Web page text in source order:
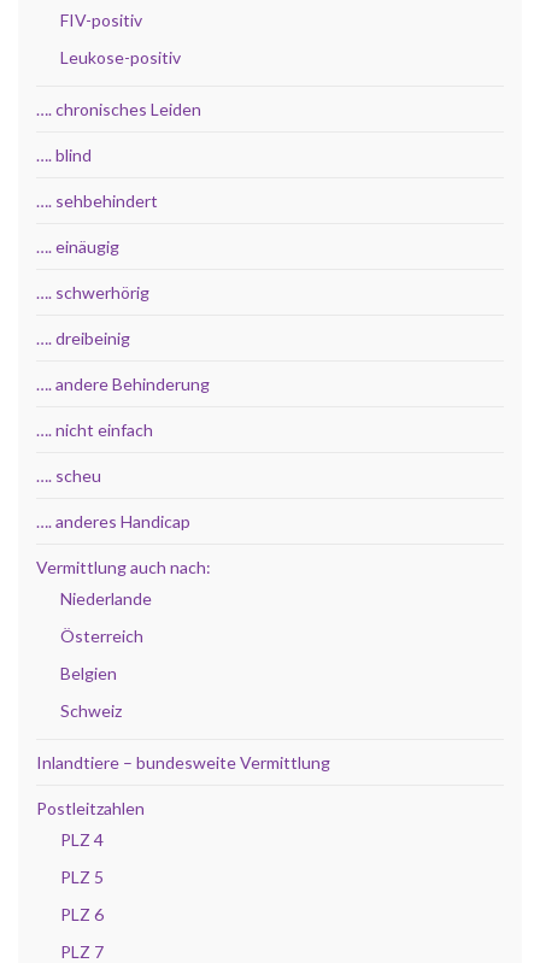
FIV-positiv
Leukose-positiv
…. chronisches Leiden
…. blind
…. sehbehindert
…. einäugig
…. schwerhörig
…. dreibeinig
…. andere Behinderung
…. nicht einfach
…. scheu
…. anderes Handicap
Vermittlung auch nach:
Niederlande
Österreich
Belgien
Schweiz
Inlandtiere – bundesweite Vermittlung
Postleitzahlen
PLZ 4
PLZ 5
PLZ 6
PLZ 7